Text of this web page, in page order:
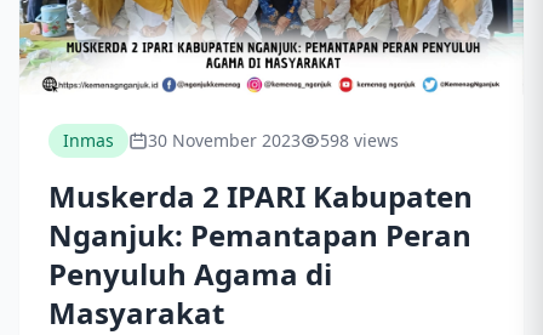
Inmas 30 November 2023 598 views
Muskerda 2 IPARI Kabupaten
Nganjuk: Pemantapan Peran
Penyuluh Agama di
Masyarakat